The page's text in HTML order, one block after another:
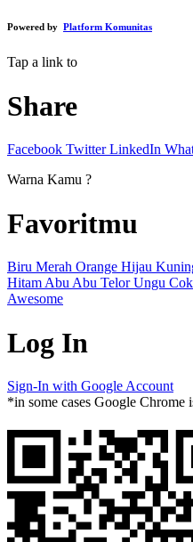
Powered by Platform Komunitas
Tap a link to
Share
Facebook Twitter LinkedIn
Warna Kamu ?
Favoritmu
Biru Merah Orange Hijau
Hitam Abu Abu Telor Ungu
Awesome
Log In
Sign-In with Google Account
*in some cases Google Chrome